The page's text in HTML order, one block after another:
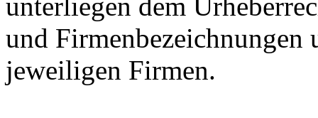
unterliegen dem
und
jeweiligen Firmen.